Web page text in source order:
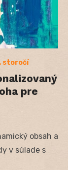
storočí
pre
obsah a
v súlade s